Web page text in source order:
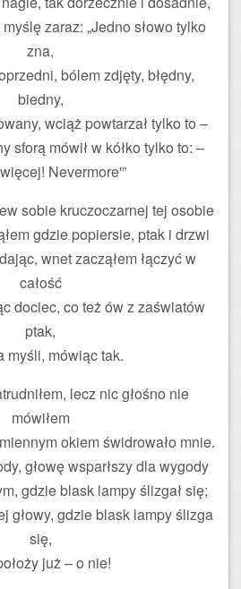
zaraz: „Jedno słowo tylko
zna,
bólem zdjęty, błędny,
biedny,
wciąż powtarzał tylko to –
sforą mówił w kółko tylko to: –
Nevermore'”
sobie kruczoczarnej tej osobie
gdzie popiersie, ptak i drzwi
wnet zacząłem łączyć w
całość
dociec, co też ów z zaświatów
ptak,
myśli, mówiąc tak.
lecz nic głośno nie
mówiłem
okiem świdrowało mnie.
głowę wsparłszy dla wygody
gdzie blask lampy ślizgał się;
głowy, gdzie blask lampy ślizga
się,
już – o nie!